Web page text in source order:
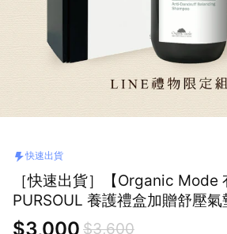
快速出貨
［快速出貨］【Organic Mode
PURSOUL 養護禮盒加贈舒壓氣
物獨家禮盒』
$3,000 $3,600